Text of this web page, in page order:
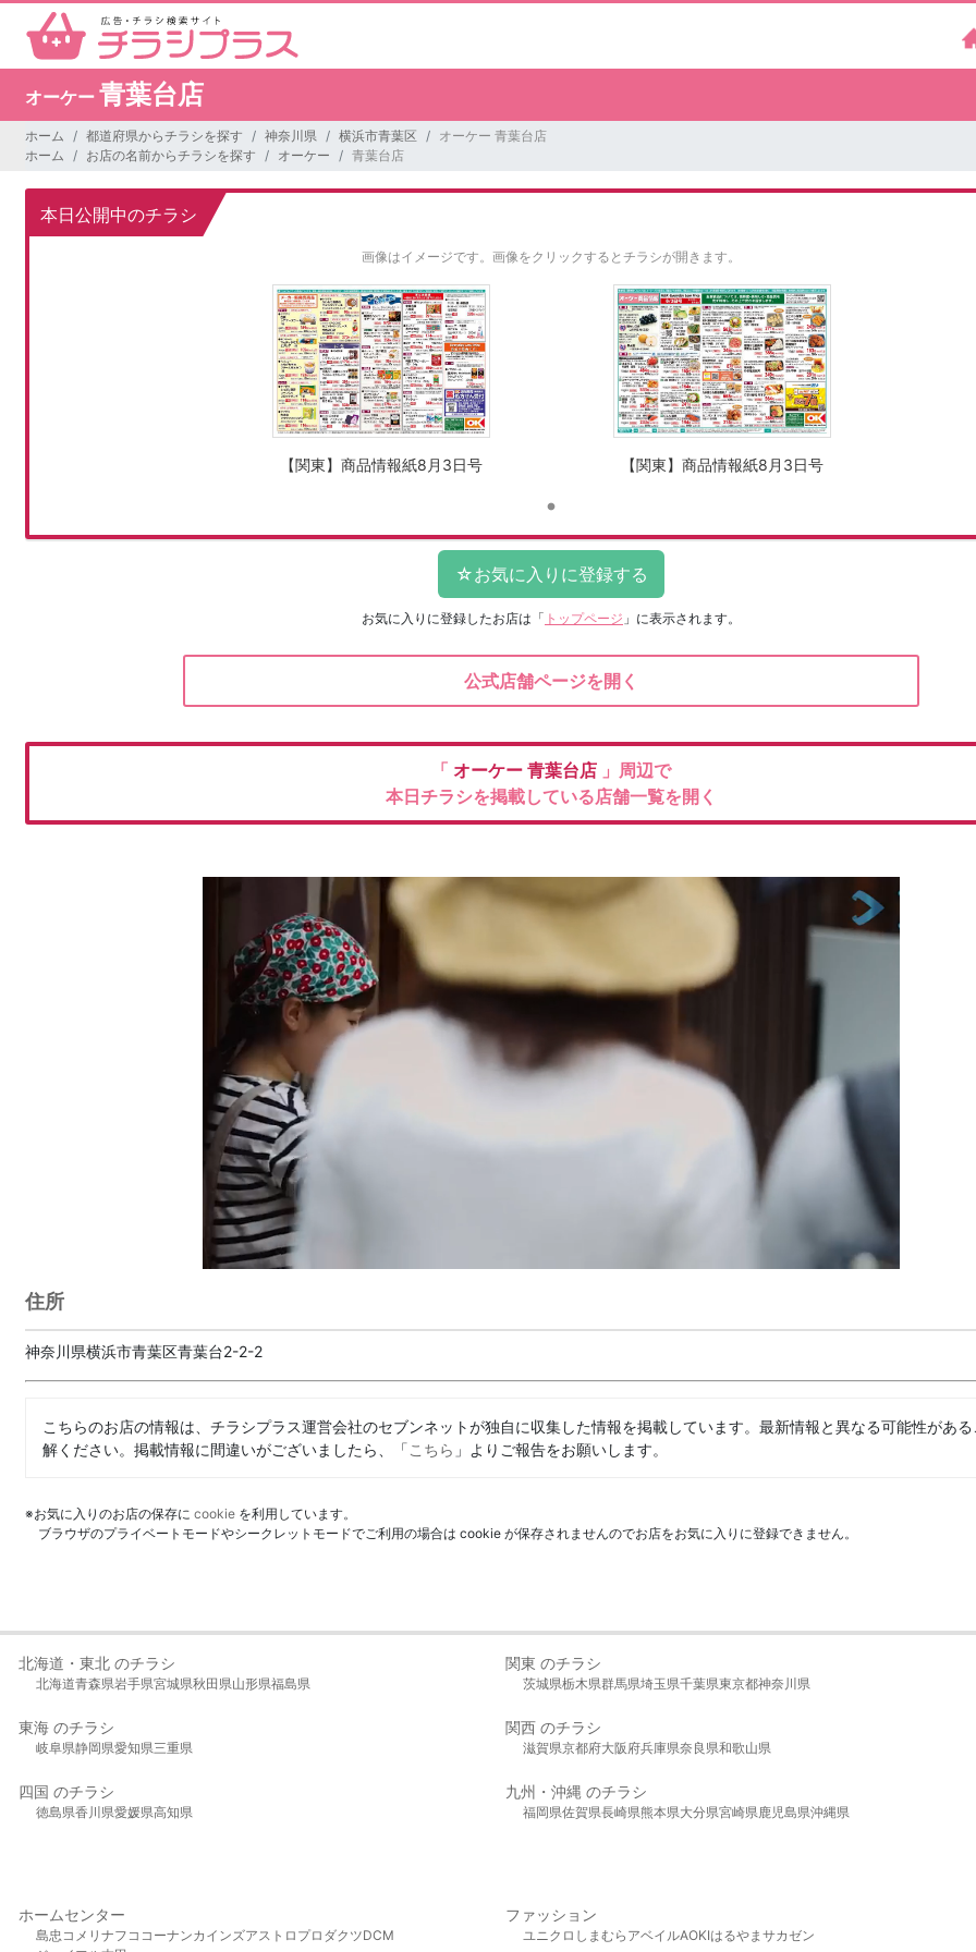
オーケー 青葉台店
ホーム 都道府県からチラシを探す 神奈川県 横浜市青葉区
オーケー 青葉台店
ホーム
お店の名前からチラシを探す オーケー 青葉台店
本日公開中のチラシ
画像はイメージです。 画像をクリックするとチラシが開きます。
【関東】商品情報紙8月3日号 【関東】商品情報紙8月3日号
お気に入りに登録したお店は 「 トップページ 」に表示されます。
公式店舗ページを開く
「 オーケー 青葉台店 」周辺で
本日チラシを掲載している店舗一覧を開く
住所
神奈川県横浜市青葉区青葉台2-2-2
こちらのお店の情報は、チラシプラス運営会社のセブンネットが独自に収集した情報を掲載しています。最新情報と異なる可能性があ
解ください。掲載情報に間違いがございましたら、「こちら 」よりご報告をお願いします。
※お気に入りのお店の保存に cookie を利用しています。
ブラウザのプライベートモードやシークレットモードでご利用の場合は cookie が保存されませんのでお店をお気に入りに登録できません。
北海道・東北 のチラシ
北海道青森県岩手県宮城県秋田県山形県福島県
関東 のチラシ
茨城県栃木県群馬県埼玉県千葉県東京都神奈川県
東海 のチラシ
岐阜県静岡県愛知県三重県
関西 のチラシ
滋賀県京都府大阪府兵庫県奈良県和歌山県
四国 のチラシ
徳島県香川県愛媛県高知県
九州・沖縄 のチラシ
福岡県佐賀県長崎県熊本県大分県宮崎県鹿児島県沖縄県
ホームセンター
島忠 コメリ ナフコ コーナンカインズアストロプロダクツDCM
ファッション
ユニクロ しまむら アベイルAOKIはるやま サカゼン